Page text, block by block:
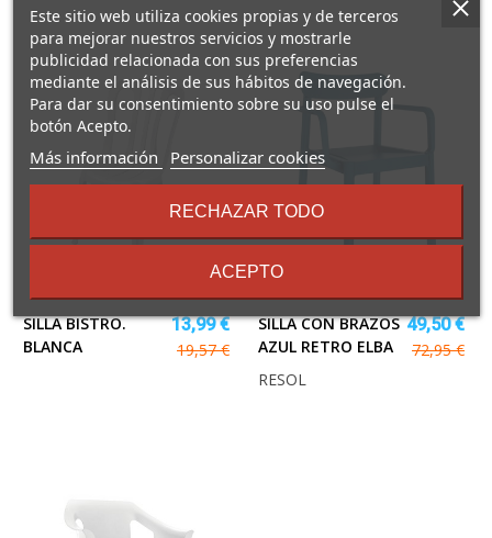
SILLA BISTRO.
BLANCA
13,99 €
19,57 €
SILLA CON BRAZOS
AZUL RETRO ELBA
49,50 €
72,95 €
RESOL
Este sitio web utiliza cookies propias y de terceros
para mejorar nuestros servicios y mostrarle
publicidad relacionada con sus preferencias
mediante el análisis de sus hábitos de navegación.
Para dar su consentimiento sobre su uso pulse el
botón Acepto.
Más información
sobre
términos
condiciones
Personalizar cookies
RECHAZAR TODO
ACEPTO